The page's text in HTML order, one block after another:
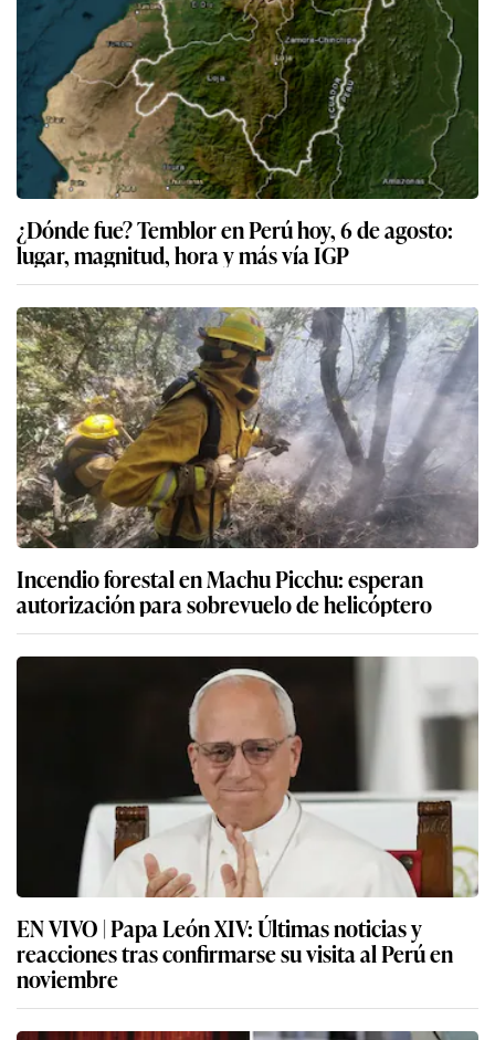
¿Dónde fue? Temblor en Perú hoy, 6 de agosto:
lugar, magnitud, hora y más vía IGP
Incendio forestal en Machu Picchu: esperan
autorización para sobrevuelo de helicóptero
EN VIVO | Papa León XIV: Últimas noticias y
reacciones tras confirmarse su visita al Perú en
noviembre